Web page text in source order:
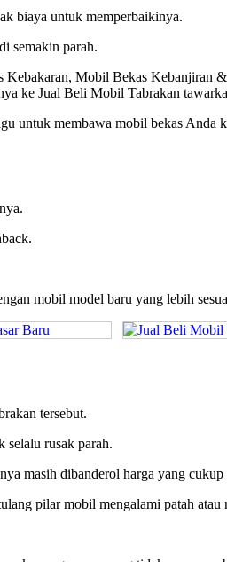
biaya untuk memperbaikinya.
semakin parah.
Mobil Bekas Kebanjiran
ke Jual Beli Mobil Tabrakan
untuk membawa mobil bekas Anda
mobil model baru yang lebih
tersebut.
selalu rusak parah.
masih dibanderol harga yang
pilar mobil mengalami patah atau